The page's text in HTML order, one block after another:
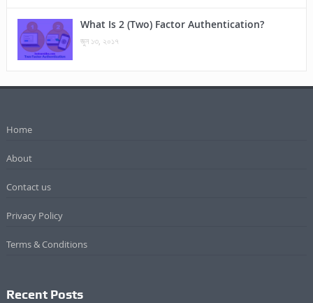
What Is 2 (Two) Factor Authentication?
জুন ১৩, ২০১৭
Home
About
Contact us
Privacy Policy
Terms & Conditions
Recent Posts